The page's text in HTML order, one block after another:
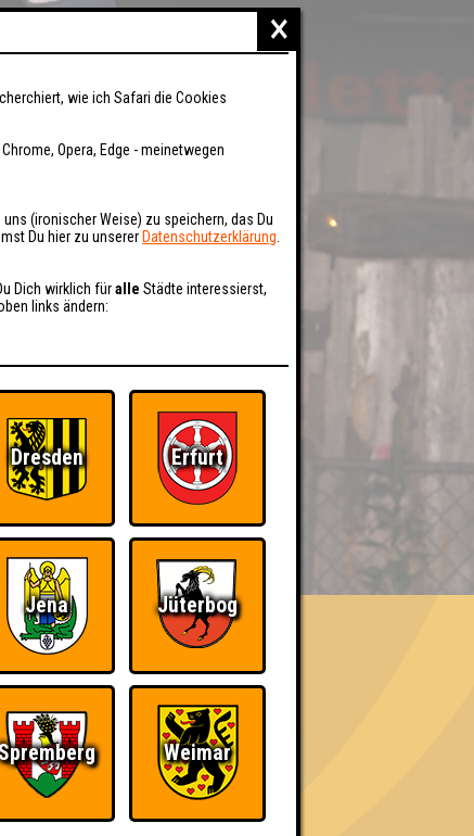
UNS
×
wie ich Safari die Cookies
Opera, Edge - meinetwegen
(ironischer Weise) zu speichern, das Du
Du hier zu unserer Datenschutzerklärung
Dich wirklich füralle Städte interessierst,
links ändern:
Dresden Erfurt
Jena Jüterbog
Weimar